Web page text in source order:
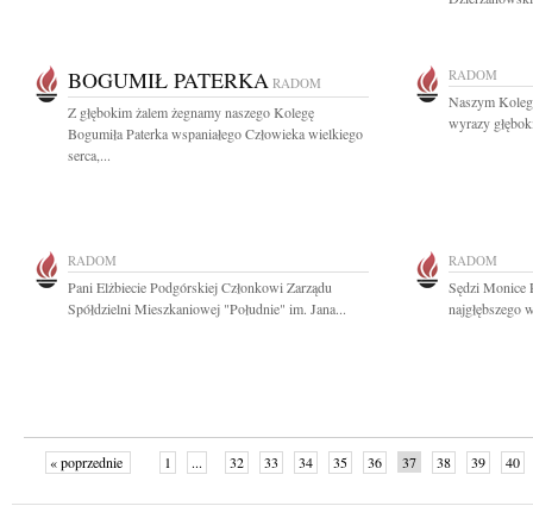
BOGUMIŁ PATERKA RADOM
Z głębokim żalem żegnamy naszego Kolegę
Bogumiła Paterka wspaniałego Człowieka wielkiego
serca,...
RADOM
Naszym
wyrazy
RADOM
Pani Elżbiecie Podgórskiej Członkowi Zarządu
Spółdzielni Mieszkaniowej "Południe" im. Jana...
RADOM
Sędzi Monice
najgłębszego
« poprzednie 1 ... 32 33 34 35 36 37 38 39
40